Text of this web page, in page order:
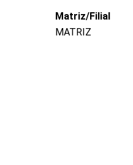
Matriz/Filial
MATRIZ